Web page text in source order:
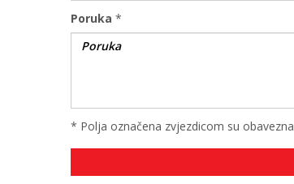
Poruka *
* Polja označena zvjezdicom su obavezna